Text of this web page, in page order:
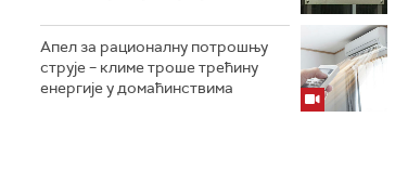
Апел за рационалну потрошњу
струје – климе троше трећину
енергије у домаћинствима